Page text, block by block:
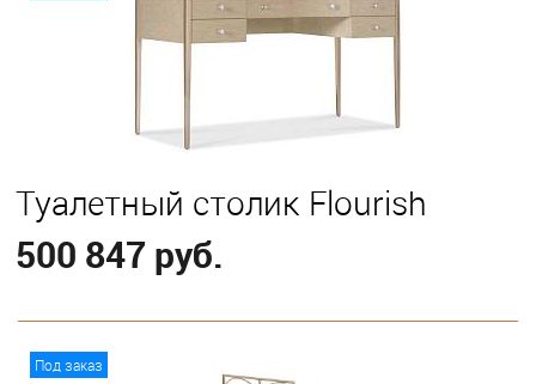
Туалетный столик Flourish
500 847 руб.
Под заказ